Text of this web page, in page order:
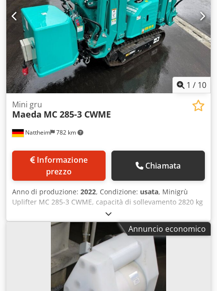
1 / 10
Nattheim 782 km
Mini gru
Maeda MC 285-3 CWME
prezzo
Chiamata
Anno di produzione: 2022, Condizione: usata, Minigrù
Uplifter MC 285-3 CWME, capacità di sollevamento 2820 kg
a un raggio di 1400 mm. Altezza di sollevamento massima:
8700 mm. Raggio di lavoro massimo: 8200 mm (con un
carico di circa 150 kg). Dotato di punta di montaggio e
carrello di trasporto UPT 200. Meno di 100 ore di lavoro.
Luogo di stoccaggio: presso il cliente. Dcsdoytrd Tspfx Al
Annuncio economico